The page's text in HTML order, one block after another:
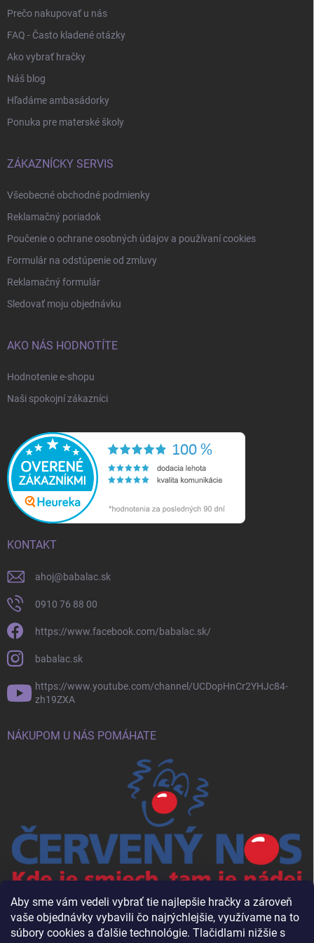
Aby sme vám vedeli vybrať tie najlepšie hračky a zároveň
vaše objednávky vybavili čo najrýchlejšie, využívame na to
súbory cookies a ďalšie technológie. Tlačidlami nižšie s
Prečo nakupovať u nás
FAQ - Často kladené otázky
Ako vybrať hračky
Náš blog
Hľadáme ambasádorky
Ponuka pre materské školy
ZÁKAZNÍCKY SERVIS
Všeobecné obchodné podmienky
Reklamačný poriadok
Poučenie o ochrane osobných údajov a používaní cookies
Formulár na odstúpenie od zmluvy
Reklamačný formulár
Sledovať moju objednávku
AKO NÁS HODNOTÍTE
Hodnotenie e-shopu
Naši spokojní zákazníci
KONTAKT
ahoj@babalac.sk
0910 76 88 00
https://www.facebook.com/babalac.sk/
babalac.sk
https://www.youtube.com/channel/UCDopHnCr2YHJc84-
zh19ZXA
NÁKUPOM U NÁS POMÁHATE